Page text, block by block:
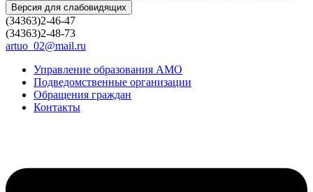
Версия для слабовидящих
(34363)2-46-47
(34363)2-48-73
artuo_02@mail.ru
Управление образования АМО
Подведомственные организации
Обращения граждан
Контакты